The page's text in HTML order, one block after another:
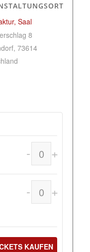
Saal
8
, 73614
- Anzahl
+
- Anzahl
+
KAUFEN